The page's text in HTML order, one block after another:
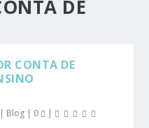
DE
CONTA DE
| Blog | 0 |